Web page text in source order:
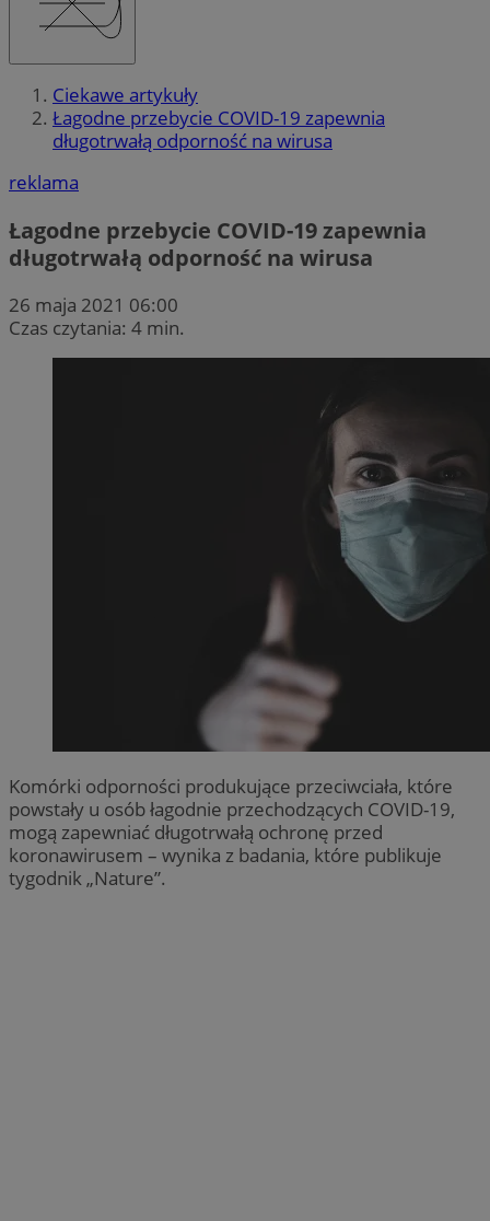
Ciekawe artykuły
Łagodne przebycie COVID-19 zapewnia
długotrwałą odporność na wirusa
reklama
Łagodne przebycie COVID-19 zapewnia
długotrwałą odporność na wirusa
26 maja 2021 06:00
Czas czytania: 4 min.
Komórki odporności produkujące przeciwciała, które
powstały u osób łagodnie przechodzących COVID-19,
mogą zapewniać długotrwałą ochronę przed
koronawirusem – wynika z badania, które publikuje
tygodnik „Nature”.